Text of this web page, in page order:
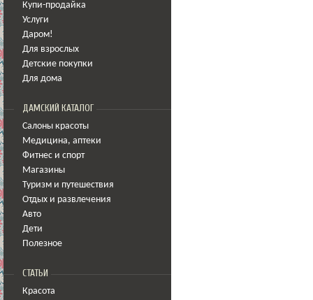
Купи-продайка
Услуги
Даром!
Для взрослых
Детские покупки
Для дома
ДАМСКИЙ КАТАЛОГ
Салоны красоты
Медицина, аптеки
Фитнес и спорт
Магазины
Туризм и путешествия
Отдых и развлечения
Авто
Дети
Полезное
СТАТЬИ
Красота